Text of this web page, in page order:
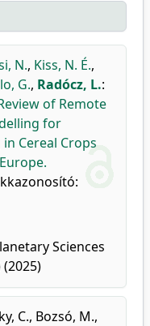
N., Kiss, N. É.,
G., Radócz, L.:
of Remote
for
Cereal Crops
Sciences
C., Bozsó, M.,